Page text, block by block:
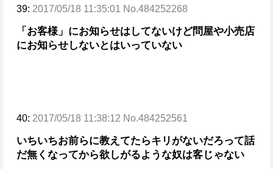
39: 2017/05/18 11:35:01 No.484252268
「お客様」にお知らせはしてないけど問屋や小売店
にお知らせしないとはいっていない
40: 2017/05/18 11:38:12 No.484252561
いちいちお前らに教えてたらキリがないだろって話
だ無くなってから欲しがるような奴は客じゃない